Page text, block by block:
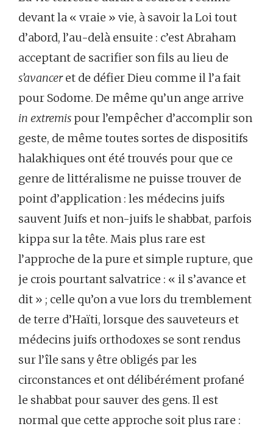
devant la « vraie » vie, à savoir la Loi tout
d’abord, l’au-delà ensuite : c’est Abraham
acceptant de sacrifier son fils au lieu de
s’avanceret de défier Dieu comme il l’a fait
pour Sodome. De même qu’un ange arrive
in extremis pour l’empêcher d’accomplir son
geste, de même toutes sortes de dispositifs
halakhiques ont été trouvés pour que ce
genre de littéralisme ne puisse trouver de
point d’application : les médecins juifs
sauvent Juifs et non-juifs le shabbat, parfois
kippa sur la tête. Mais plus rare est
l’approche de la pure et simple rupture, que
je crois pourtant salvatrice : « il s’avance et
dit » ; celle qu’on a vue lors du tremblement
de terre d’Haïti, lorsque des sauveteurs et
médecins juifs orthodoxes se sont rendus
sur l’île sans y être obligés par les
circonstances et ont délibérément profané
le shabbat pour sauver des gens. Il est
normal que cette approche soit plus rare :